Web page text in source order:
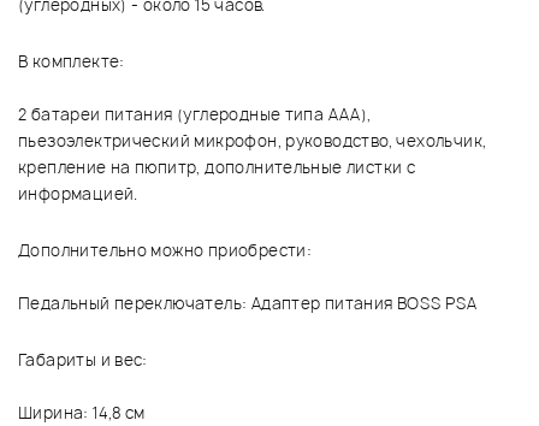
(углеродных) - около 15 часов.
В комплекте:
2 батареи питания (углеродные типа AAA),
пьезоэлектрический микрофон, руководство, чехольчик,
крепление на пюпитр, дополнительные листки с
информацией.
Дополнительно можно приобрести:
Педальный переключатель: Адаптер питания BOSS PSA
Габариты и вес:
Ширина: 14,8 см